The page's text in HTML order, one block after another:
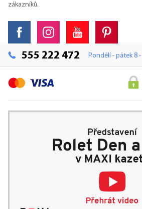
zákazníků.
555 222 472 Pondělí - pátek 8 -